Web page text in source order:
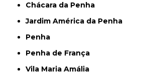
Chácara da Penha
Jardim América da Penha
Penha
Penha de França
Vila Maria Amália